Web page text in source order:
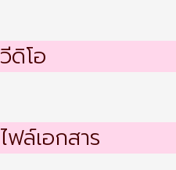
วีดิโอ
ไฟล์เอกสาร